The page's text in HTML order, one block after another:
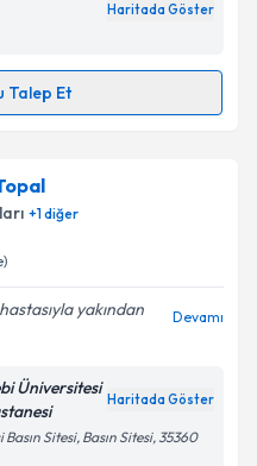
ilişkinAydınlatma
ediyorum.
Gönder
Haritada Göster
Talep Et
takvimi talebi
randevu almanız için bir
ile bilgilendireceğiz.
ilişkin Aydınlatma
verilerimin belirtilen
ediyorum.
+1diğer
yakından
Devamı
Üniversitesi
Haritada Göster
Sitesi, Basın Sitesi, 35360